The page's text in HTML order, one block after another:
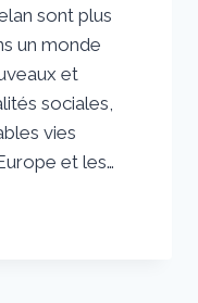
sont plus
un monde
et
sociales,
vies
et les…